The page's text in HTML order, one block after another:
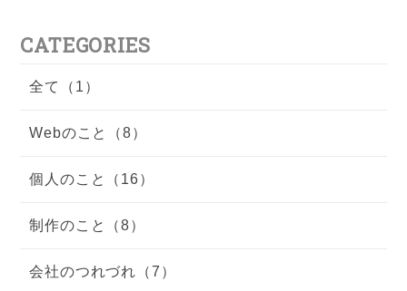
CATEGORIES
全て（1）
Webのこと（8）
個人のこと（16）
制作のこと（8）
会社のつれづれ（7）